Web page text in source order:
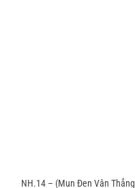
NH.14 – (Mun Đen Vân Thẳng